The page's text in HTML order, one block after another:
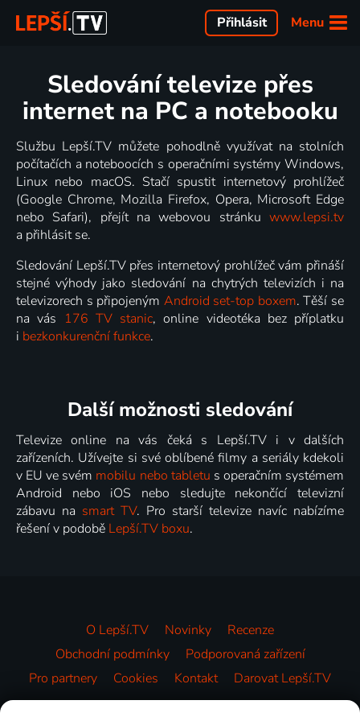
Menu
Přihlásit
Sledování televize přes
internet na PC a notebooku
Službu Lepší.TV můžete pohodlně využívat na stolních
počítačích a noteboocích s operačními systémy Windows,
Linux nebo macOS. Stačí spustit internetový prohlížeč
(Google Chrome, Mozilla Firefox, Opera, Microsoft Edge
nebo Safari), přejít na webovou stránku www.lepsi.tv
a přihlásit se.
Sledování Lepší.TV přes internetový prohlížeč vám přináší
stejné výhody jako sledování na chytrých televizích i na
televizorech s připojeným Android set-top boxem. Těší se
na vás 176 TV stanic, online videotéka bez příplatku
i bezkonkurenční funkce.
Další možnosti sledování
Televize online na vás čeká s Lepší.TV i v dalších
zařízeních. Užívejte si své oblíbené filmy a seriály kdekoli
v EU ve svém mobilu nebo tabletu s operačním systémem
Android nebo iOS nebo sledujte nekončící televizní
zábavu na smart TV. Pro starší televize navíc nabízíme
řešení v podobě Lepší.TV boxu.
O Lepší.TV Novinky
Recenze
Obchodní podmínky
Podporovaná zařízení
Pro partnery
Cookies Kontakt Darovat Lepší.TV